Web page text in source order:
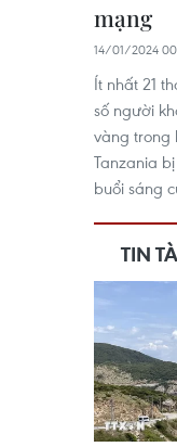
mạng
14/01/2024
Ít nhất 21
số người
vàng trong
Tanzania
buổi sáng